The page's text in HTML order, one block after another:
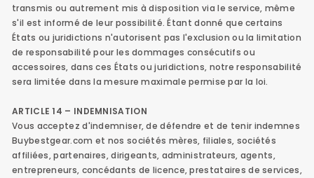
transmis ou autrement mis à disposition via le service, même
s'il est informé de leur possibilité. Étant donné que certains
États ou juridictions n'autorisent pas l'exclusion ou la limitation
de responsabilité pour les dommages consécutifs ou
accessoires, dans ces États ou juridictions, notre responsabilité
sera limitée dans la mesure maximale permise par la loi.
ARTICLE 14 – INDEMNISATION
Vous acceptez d'indemniser, de défendre et de tenir indemnes
Buybestgear.com et nos sociétés mères, filiales, sociétés
affiliées, partenaires, dirigeants, administrateurs, agents,
entrepreneurs, concédants de licence, prestataires de services,